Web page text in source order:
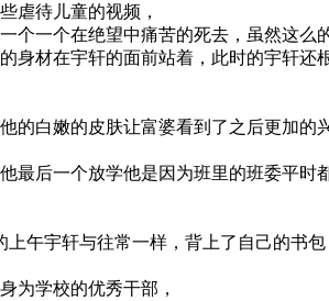
虐待儿童的视频，
个一个在绝望中痛苦的死去，虽然这么
身材在宇轩的面前站着，此时的宇轩还
的白嫩的皮肤让富婆看到了之后更加的
最后一个放学他是因为班里的班委平时
午宇轩与往常一样，背上了自己的书
为学校的优秀干部，